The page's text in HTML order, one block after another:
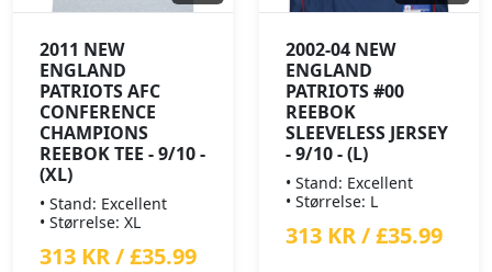
2011 NEW
ENGLAND
PATRIOTS AFC
CONFERENCE
CHAMPIONS
REEBOK TEE - 9/10 -
(XL)
• Stand: Excellent
• Størrelse: XL
313 KR / £35.99
2002-04 NEW
ENGLAND
PATRIOTS #00
REEBOK
SLEEVELESS JERSEY
- 9/10 - (L)
• Stand: Excellent
• Størrelse: L
313 KR / £35.99